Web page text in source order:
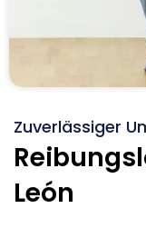
Zuverlässiger
León